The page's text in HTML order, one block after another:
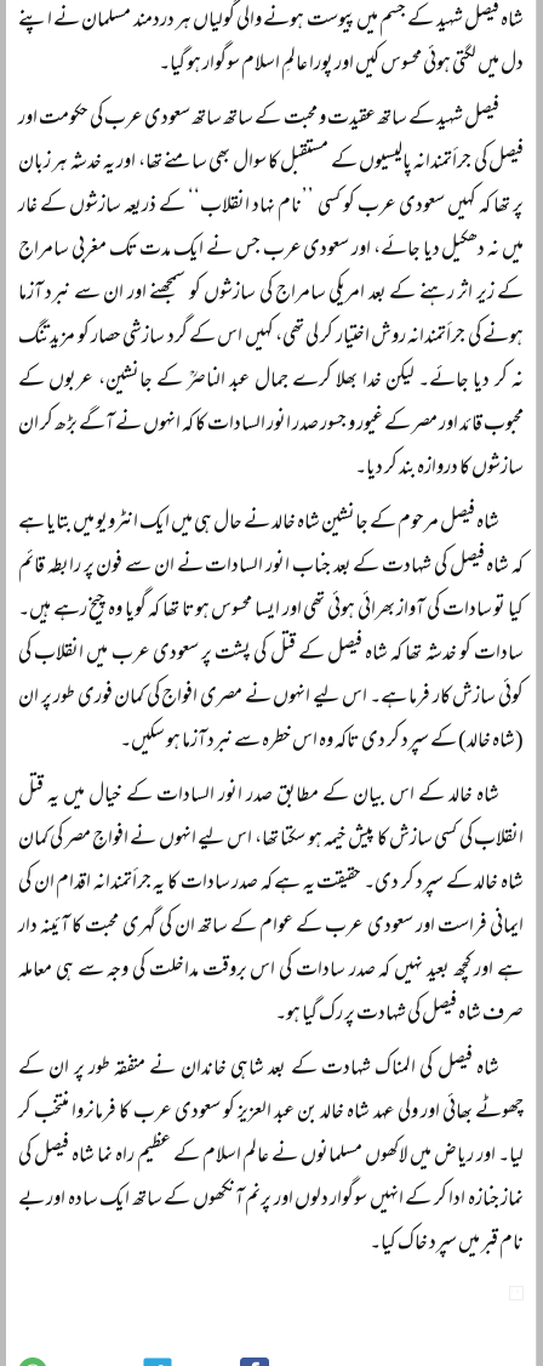
شاہ فیصل شہید کے جسم میں پیوست ہونے والی گولیاں ہر دردمند مسلمان نے اپنے
دل میں لگتی ہوئی محسوس کیں اور پورا عالمِ اسلام سوگوار ہو گیا۔
فیصل شہید کے ساتھ عقیدت و محبت کے ساتھ ساتھ سعودی عرب کی حکومت اور
فیصل کی جرأتمندانہ پالیسیوں کے مستقبل کا سوال بھی سامنے تھا، اور یہ خدشہ ہر زبان
پر تھا کہ کہیں سعودی عرب کو کسی ’’نام نہاد انقلاب‘‘ کے ذریعہ سازشوں کے غار
میں نہ دھکیل دیا جائے، اور سعودی عرب جس نے ایک مدت تک مغربی سامراج
کے زیر اثر رہنے کے بعد امریکی سامراج کی سازشوں کو سمجھنے اور ان سے نبرد آزما
ہونے کی جرأتمندانہ روش اختیار کر لی تھی، کہیں اس کے گرد سازشی حصار کو مزید تنگ
نہ کر دیا جائے۔ لیکن خدا بھلا کرے جمال عبد الناصرؒ کے جانشین، عربوں کے
محبوب قائد اور مصر کے غیور و جسور صدر انور السادات کا کہ انہوں نے آگے بڑھ کر ان
سازشوں کا دروازہ بند کر دیا۔
شاہ فیصل مرحوم کے جانشین شاہ خالد نے حال ہی میں ایک انٹرویو میں بتایا ہے
کہ شاہ فیصل کی شہادت کے بعد جناب انور السادات نے ان سے فون پر رابطہ قائم
کیا تو سادات کی آواز بھرائی ہوئی تھی اور ایسا محسوس ہوتا تھا کہ گویا وہ چیخ رہے ہیں۔
سادات کو خدشہ تھا کہ شاہ فیصل کے قتل کی پشت پر سعودی عرب میں انقلاب کی
کوئی سازش کار فرما ہے۔ اس لیے انہوں نے مصری افواج کی کمان فوری طور پر ان
(شاہ خالد) کے سپرد کر دی تاکہ وہ اس خطرہ سے نبرد آزما ہو سکیں۔
شاہ خالد کے اس بیان کے مطابق صدر انور السادات کے خیال میں یہ قتل
انقلاب کی کسی سازش کا پیش خیمہ ہو سکتا تھا، اس لیے انہوں نے افواجِ مصر کی کمان
شاہ خالد کے سپرد کر دی۔ حقیقت یہ ہے کہ صدر سادات کا یہ جرأتمندانہ اقدام ان کی
ایمانی فراست اور سعودی عرب کے عوام کے ساتھ ان کی گہری محبت کا آئینہ دار
ہے اور کچھ بعید نہیں کہ صدر سادات کی اس بروقت مداخلت کی وجہ سے ہی معاملہ
صرف شاہ فیصل کی شہادت پر رک گیا ہو۔
شاہ فیصل کی المناک شہادت کے بعد شاہی خاندان نے متفقہ طور پر ان کے
چھوٹے بھائی اور ولی عہد شاہ خالد بن عبد العزیز کو سعودی عرب کا فرمانروا منتخب کر
لیا۔ اور ریاض میں لاکھوں مسلمانوں نے عالم اسلام کے عظیم راہ نما شاہ فیصل کی
نماز جنازہ ادا کر کے انہیں سوگوار دلوں اور پرنم آنکھوں کے ساتھ ایک سادہ اور بے
نام قبر میں سپرد خاک کیا۔